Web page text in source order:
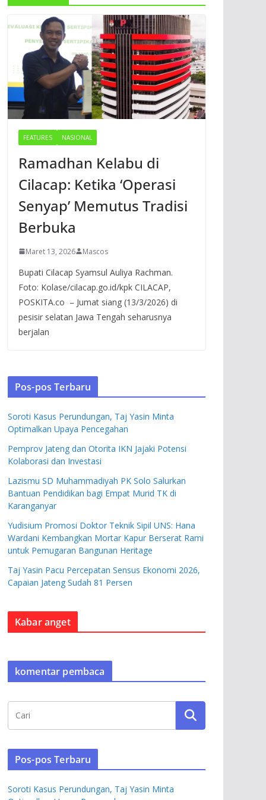
FEATURES NASIONAL
Ramadhan Kelabu di
Cilacap: Ketika ‘Operasi
Senyap’ Memutus Tradisi
Berbuka
Maret 13, 2026 Mascos
Bupati Cilacap Syamsul Auliya Rachman.
Foto: Kolase/cilacap.go.id/kpk CILACAP,
POSKITA.co – Jumat siang (13/3/2026) di
pesisir selatan Jawa Tengah seharusnya
berjalan
Pos-pos Terbaru
Soroti Kasus Perundungan, Taj Yasin Minta
Optimalkan Upaya Pencegahan
Pemprov Jateng dan Otorita IKN Jajaki Potensi
Kolaborasi dan Investasi
Lazismu SD Muhammadiyah PK Solo Salurkan
Bantuan Pendidikan bagi Empat Murid TK di
Karanganyar
Yudisium Promosi Doktor Teknik Sipil UNS: Hana
Wardani Kembangkan Mortar Kapur Berserat Rami
untuk Pemugaran Bangunan Heritage
Taj Yasin Pacu Percepatan Sensus Ekonomi 2026,
Capaian Jateng Sudah 81 Persen
Kabar anget
komentar pembaca
Pos-pos Terbaru
Soroti Kasus Perundungan, Taj Yasin Minta